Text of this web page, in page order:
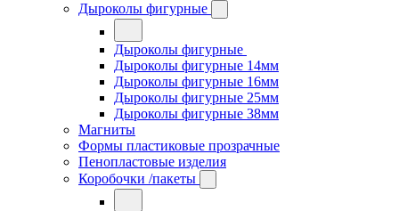
Дыроколы фигурные
Дыроколы фигурные
Дыроколы фигурные 14мм
Дыроколы фигурные 16мм
Дыроколы фигурные 25мм
Дыроколы фигурные 38мм
Магниты
Формы пластиковые прозрачные
Пенопластовые изделия
Коробочки /пакеты